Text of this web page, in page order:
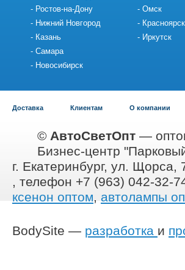
Ростов-на-Дону
Нижний Новгород
Казань
Самара
Новосибирск
Омск
Красноярск
Иркутск
Доставка Клиентам О компании
© АвтоСветОпт —
Бизнес-центр
г. Екатеринбург, ул. Щорса,
, телефон +7 (963) 042-32-
ксенон оптом, автолампы
BodySite — разработка и